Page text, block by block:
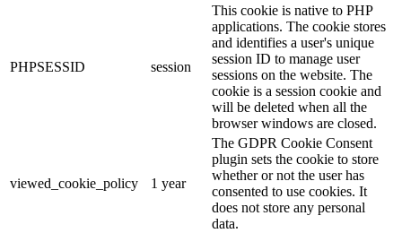
PHPSESSID session
This cookie is native to PHP
applications. The cookie stores
and identifies a user's unique
session ID to manage user
sessions on the website. The
cookie is a session cookie and
will be deleted when all the
browser windows are closed.
viewed_cookie_policy 1 year
The GDPR Cookie Consent
plugin sets the cookie to store
whether or not the user has
consented to use cookies. It
does not store any personal
data.